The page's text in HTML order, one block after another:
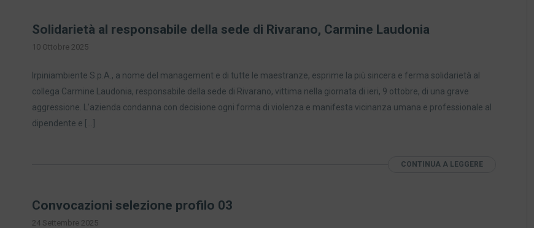
Solidarietà al responsabile della sede di Rivarano, Carmine Laudonia
10 Ottobre 2025
Irpiniambiente S.p.A., a nome del management e di tutte le maestranze, esprime la più sincera e ferma solidarietà al
collega Carmine Laudonia, responsabile della sede di Rivarano, vittima nella giornata di ieri, 9 ottobre, di una grave
aggressione. L’azienda condanna con decisione ogni forma di violenza e manifesta vicinanza umana e professionale al
dipendente e […]
CONTINUA A LEGGERE
Convocazioni selezione profilo 03
24 Settembre 2025